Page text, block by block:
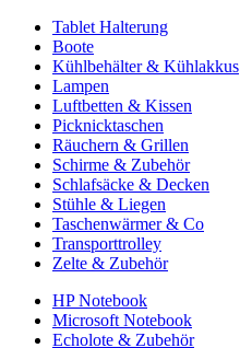
Tablet Halterung
Boote
Kühlbehälter & Kühlakkus
Lampen
Luftbetten & Kissen
Picknicktaschen
Räuchern & Grillen
Schirme & Zubehör
Schlafsäcke & Decken
Stühle & Liegen
Taschenwärmer & Co
Transporttrolley
Zelte & Zubehör
HP Notebook
Microsoft Notebook
Echolote & Zubehör